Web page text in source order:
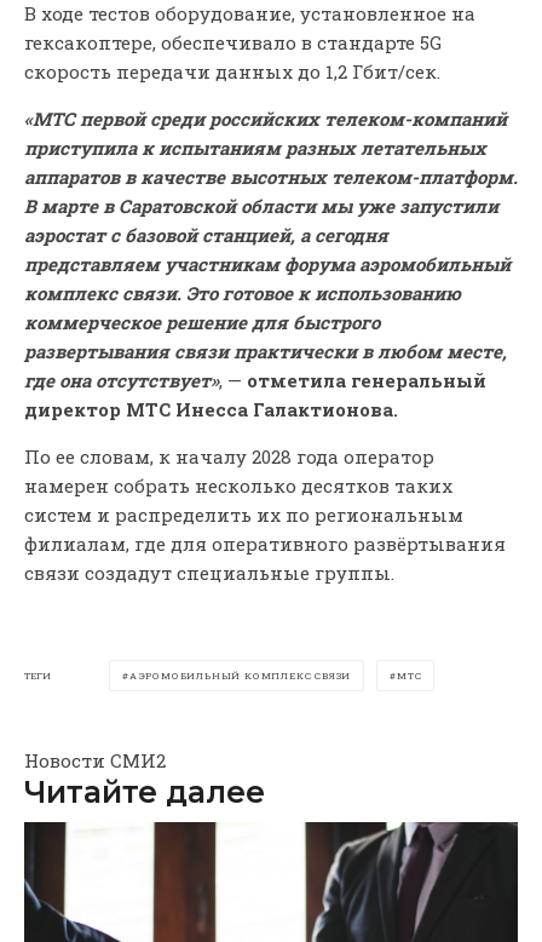
В ходе тестов оборудование, установленное на
гексакоптере, обеспечивало в стандарте 5G
скорость передачи данных до 1,2 Гбит/сек.
«МТС первой среди российских телеком-компаний
приступила к испытаниям разных летательных
аппаратов в качестве высотных телеком-платформ.
В марте в Саратовской области мы уже запустили
аэростат с базовой станцией, а сегодня
представляем участникам форума аэромобильный
комплекс связи. Это готовое к использованию
коммерческое решение для быстрого
развертывания связи практически в любом месте,
где она отсутствует», — отметила генеральный
директор МТС Инесса Галактионова.
По ее словам, к началу 2028 года оператор
намерен собрать несколько десятков таких
систем и распределить их по региональным
филиалам, где для оперативного развёртывания
связи создадут специальные группы.
ТЕГИ АЭРОМОБИЛЬНЫЙ КОМПЛЕКС СВЯЗИ МТС
Новости СМИ2
Читайте далее